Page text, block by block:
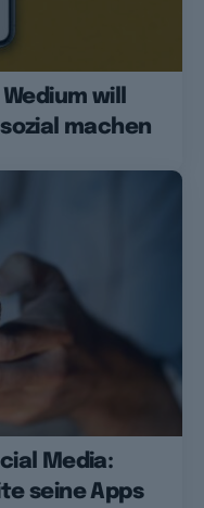
will
machen
Media:
seine Apps